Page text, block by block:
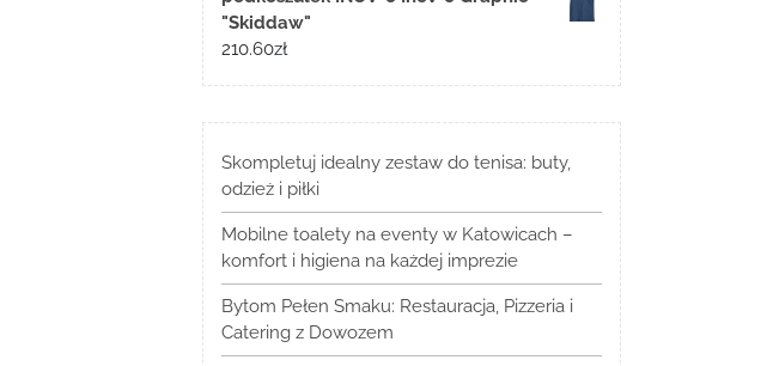
"Skiddaw"
210.60zł
Skompletuj idealny zestaw do tenisa: buty,
odzież i piłki
Mobilne toalety na eventy w Katowicach –
komfort i higiena na każdej imprezie
Bytom Pełen Smaku: Restauracja, Pizzeria i
Catering z Dowozem